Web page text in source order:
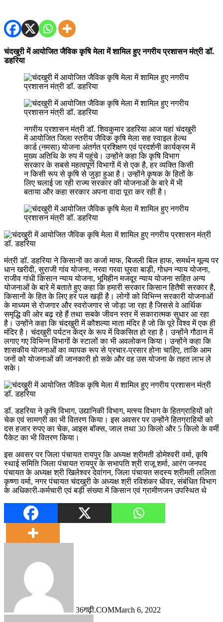
चंदखुरी में आयोजित जैविक कृषि मेला में शामिल हुए नगरीय प्रशासन मंत्री डॉ.
डहरिया
नगरीय प्रशासन मंत्री डॉ. शिवकुमार डहरिया आज यहां चंदखुरी
में आयोजित जिला स्तरीय जैविक कृषि मेला सह स्वाइल हेल्थ
कार्ड (नमसा) योजना अंतर्गत प्रशिक्षण एवं प्रदर्शनी कार्यक्रम में
मुख्य अतिथि के रुप में पहुंचे। उन्होंने कहा कि कृषि विभाग
सरकार के सबसे महत्वपूर्ण विभागों में से एक है, हर व्यक्ति किसी
न किसी रूप से कृषि से जुड़ा हुआ है। उन्होंने कृषक के हितों के
लिए चलाई जा रही राज्य सरकार की योजनाओं के बारे में भी
बताया और कहा सरकार अपना वादा पूरा कर रही है।
मंत्री डॉ. डहरिया ने किसानों का कर्जा माफ, बिजली बिल हाफ, समर्थन मूल्य पर
धान खरीदी, सुराजी गांव योजना, नरवा गरवा घुरवा बाड़ी, गोधन न्याय योजना,
राजीव गांधी किसान न्याय योजना, भूमिहीन मजदूर न्याय योजना सहित अन्य
योजनाओं के बारे में बताते हुए कहा कि हमारी सरकार किसान हितैषी सरकार है,
किसानों के हित के लिए हर पल खड़ी है। लोगों को विभिन्न सरकारी योजनाओं
के माध्यम से रोजगार और स्वरोजगार से जोड़ा जा रहा है जिससे वे आर्थिक
समृद्धि की ओर बढ़ रहे हैं तथा सबके जीवन स्तर में सकारात्मक सुधार आ रहा
है। उन्होंने कहा कि चंदखुरी में कौशल्या माता मंदिर है जो कि पूरे विश्व में एक ही
मंदिर है। चंदखुरी पर्यटन केंद्र के रूप में विकसित हो रहा है। उन्होंने गौठान में
लगाए गए विभिन्न विभागों के स्टालों का भी अवलोकन किया। उन्होंने कहा कि
शासकीय योजनाओं का व्यापक रूप से प्रचार-प्रसार होना चाहिए, ताकि आम
जनों को योजनाओं की जानकारी हो सके और वह उस योजना के तहत लाभ ले
सके।
डॉ. डहरिया ने कृषि विभाग, उद्यानिकी विभाग, मत्स्य विभाग के हितग्राहियों को
चेक एवं सामग्री का भी वितरण किया। इस अवसर पर उन्होंने हितग्राहियों को
दस हजार रुपए का चेक, आइस बॉक्स, जाल तथा 30 किलो और 5 किलो के वर्मी
पैकेट का भी वितरण किया।
इस अवसर पर जिला पंचायत रायपुर कि अध्यक्ष श्रीमती डोमेश्वरी वर्मा, कृषि
स्थाई समिति जिला पंचायत रायपुर के सभापति श्री राजू शर्मा, आरंग जनपद
पंचायत के अध्यक्ष श्री खिलेश्वर देवांगन, जिला पंचायत सदस्य श्रीमती ललिता
कृष्णा वर्मा, नगर पंचायत चंदखुरी के अध्यक्ष श्री रविशंकर धीवर, संबंधित विभाग
के अधिकारी-कर्मचारी एवं बड़ी संख्या में किसान एवं ग्रामीणजन उपस्थित थे
36गढ़ी.COMMarch 6, 2022